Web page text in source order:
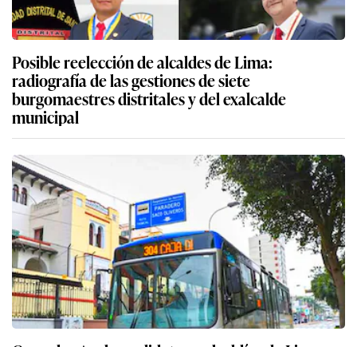
Posible reelección de alcaldes de Lima:
radiografía de las gestiones de siete
burgomaestres distritales y del exalcalde
municipal